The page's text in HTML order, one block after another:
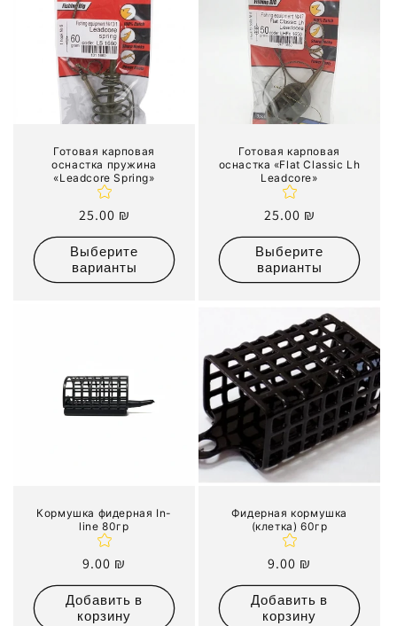
Готовая карповая
оснастка пружина
«Leadcore Spring»
Обычная
цена
25.00 ₪
Выберите
варианты
Готовая карповая
оснастка «Flat Classic Lh
Leadcore»
Обычная
цена
25.00 ₪
Выберите
варианты
Кормушка фидерная In-
line 80гр
Обычная
цена
9.00 ₪
Добавить в
корзину
Фидерная кормушка
(клетка) 60гр
Обычная
цена
9.00 ₪
Добавить в
корзину